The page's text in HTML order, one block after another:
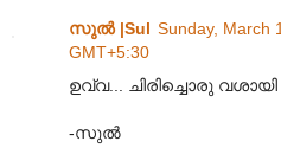
സുല്‍ |Sul Sunday, March
GMT+5:30
ഉവ്വ... ചിരിച്ചൊരു വശായി
-സുല്‍